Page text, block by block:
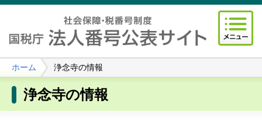
ホーム 浄念寺の情報
浄念寺の情報